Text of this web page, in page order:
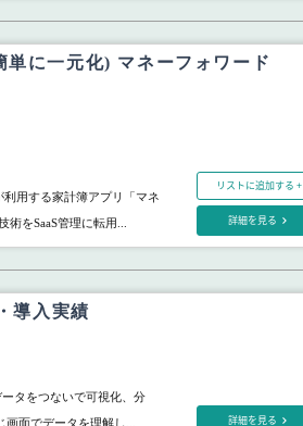
単に一元化) マネーフォワード
用する家計簿アプリ「マネ
をSaaS管理に転用...
リストに追加する +
詳細を見る
導入実績
ータをつないで可視化、分
面でデータを理解し...
詳細を見る